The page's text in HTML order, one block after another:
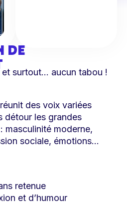
DE
et surtout… aucun tabou !
des voix variées
détour les grandes
masculinité moderne,
sociale, émotions…
retenue
et d’humour